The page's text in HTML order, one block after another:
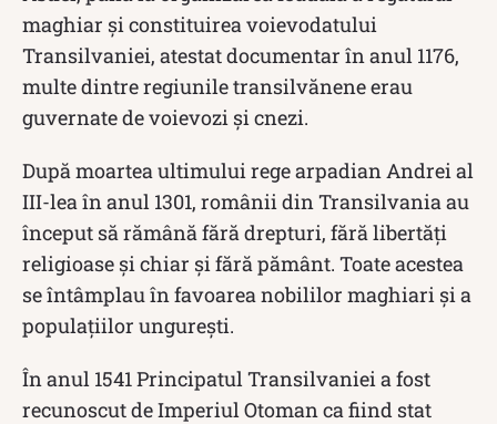
maghiar şi constituirea voievodatului
Transilvaniei, atestat documentar în anul 1176,
multe dintre regiunile transilvănene erau
guvernate de voievozi și cnezi.
După moartea ultimului rege arpadian Andrei al
III-lea în anul 1301, românii din Transilvania au
început să rămână fără drepturi, fără libertăţi
religioase și chiar și fără pământ. Toate acestea
se întâmplau în favoarea nobililor maghiari şi a
populaţiilor ungurești.
În anul 1541 Principatul Transilvaniei a fost
recunoscut de Imperiul Otoman ca fiind stat